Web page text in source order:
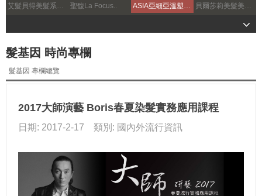
艾髮貝得美髮系列.. 聖馥La Focus.. ASIA亞細亞溫塑機.. 貝爾莎莉美髮美容補習..
髮基因 時尚專欄
髮基因 專欄總覽
2017大師演藝 Boris春夏染髮實務應用課程
日期: 2017-2-17 類別: 國內外流行資訊